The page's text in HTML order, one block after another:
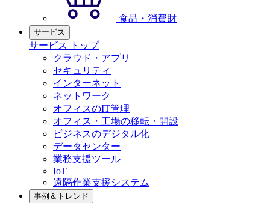
食品・消費財
サービス
サービス トップ
クラウド・アプリ
セキュリティ
インターネット
ネットワーク
オフィスのIT管理
オフィス・工場の移転・開設
ビジネスのデジタル化
データセンター
業務支援ツール
IoT
遠隔作業支援システム
事例＆トレンド